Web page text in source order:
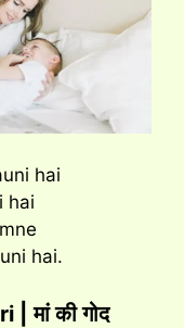
hai
hai
hai.
| मां की गोद